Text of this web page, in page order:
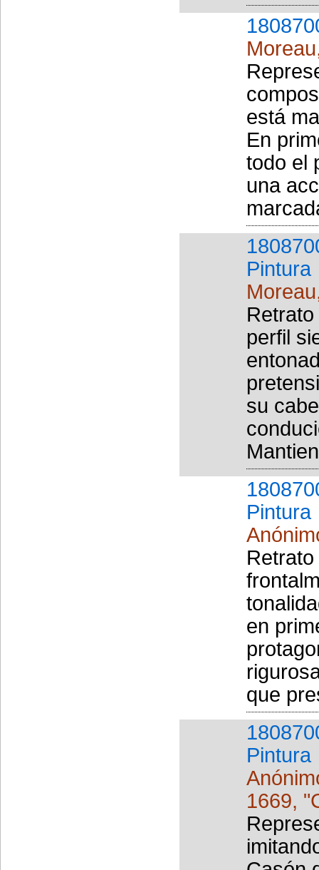
está
En
todo el
una
Pintura
perfil
su
Pintura
en
que
Pintura
1669,